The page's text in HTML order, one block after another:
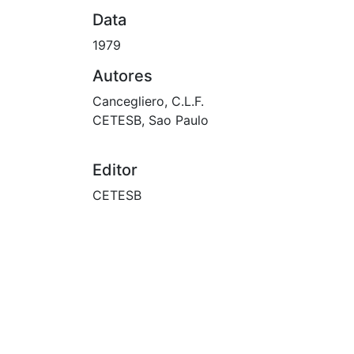
Data
1979
Autores
Cancegliero, C.L.F.
CETESB, Sao Paulo
Editor
CETESB